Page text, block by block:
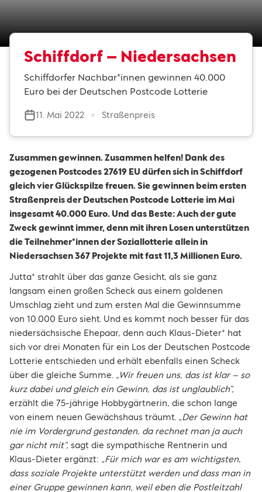
Schiffdorf – Niedersachsen
Schiffdorfer Nachbar*innen gewinnen 40.000
Euro bei der Deutschen Postcode Lotterie
11. Mai 2022 Straßenpreis
Zusammen gewinnen. Zusammen helfen! Dank des
gezogenen Postcodes 27619 EU dürfen sich in Schiffdorf
gleich vier Glückspilze freuen. Sie gewinnen beim ersten
Straßenpreis der Deutschen Postcode Lotterie im Mai
insgesamt 40.000 Euro. Und das Beste: Auch der gute
Zweck gewinnt immer, denn mit ihren Losen unterstützen
die Teilnehmer*innen der Soziallotterie allein in
Niedersachsen 367 Projekte mit fast 11,3 Millionen Euro.
Jutta* strahlt über das ganze Gesicht, als sie ganz
langsam einen großen Scheck aus einem goldenen
Umschlag zieht und zum ersten Mal die Gewinnsumme
von 10.000 Euro sieht. Und es kommt noch besser für das
niedersächsische Ehepaar, denn auch Klaus-Dieter* hat
sich vor drei Monaten für ein Los der Deutschen Postcode
Lotterie entschieden und erhält ebenfalls einen Scheck
über die gleiche Summe. „Wir freuen uns, das ist klar – so
kurz dabei und gleich ein Gewinn, das ist unglaublich“,
erzählt die 75-jährige Hobbygärtnerin, die schon lange
von einem neuen Gewächshaus träumt. „Der Gewinn hat
nie im Vordergrund gestanden, da rechnet man ja auch
gar nicht mit“, sagt die sympathische Rentnerin und
Klaus-Dieter ergänzt: „Für mich war es am wichtigsten,
dass soziale Projekte unterstützt werden und dass man in
einer Gruppe gewinnen kann, weil eben die Postleitzahl